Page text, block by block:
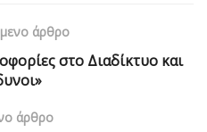
άρθρο
στο Διαδίκτυο και
άρθρο